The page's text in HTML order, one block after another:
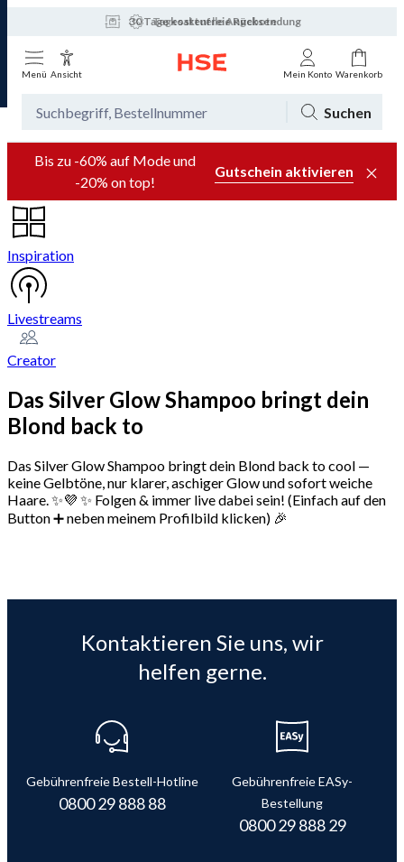
30 Tage kostenfreie Rücksendung
Tagesaktuelle Angebote
Menü Ansicht Mein Konto Warenkorb
Suchen
Bis zu -60% auf Mode und
-20% on top!
Gutschein aktivieren
Inspiration
Livestreams
Creator
Das Silver Glow Shampoo bringt dein
Blond back to
Das Silver Glow Shampoo bringt dein Blond back to cool —
keine Gelbtöne, nur klarer, aschiger Glow und sofort weiche
Haare. ✨💜 ✨ Folgen & immer live dabei sein! (Einfach auf den
Button ➕ neben meinem Profilbild klicken) 🎉
Kontaktieren Sie uns, wir
helfen gerne.
Gebührenfreie Bestell-Hotline
0800 29 888 88
Gebührenfreie EASy-
Bestellung
0800 29 888 29